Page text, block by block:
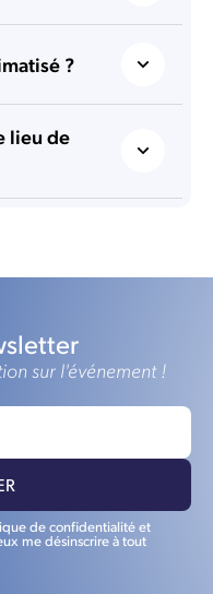
?
lieu de
sur l'événement !
de confidentialité et
me désinscrire à tout